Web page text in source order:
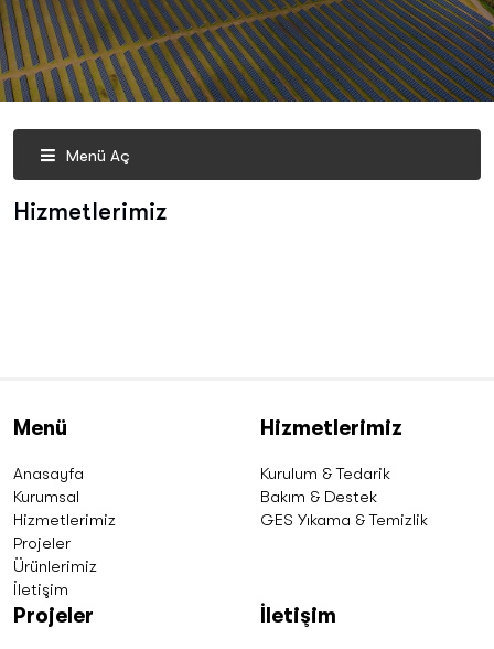
Menü Aç
Hizmetlerimiz
Menü
Anasayfa
Kurumsal
Hizmetlerimiz
Projeler
Ürünlerimiz
İletişim
Hizmetlerimiz
Kurulum & Tedarik
Bakım & Destek
GES Yıkama & Temizlik
Projeler İletişim